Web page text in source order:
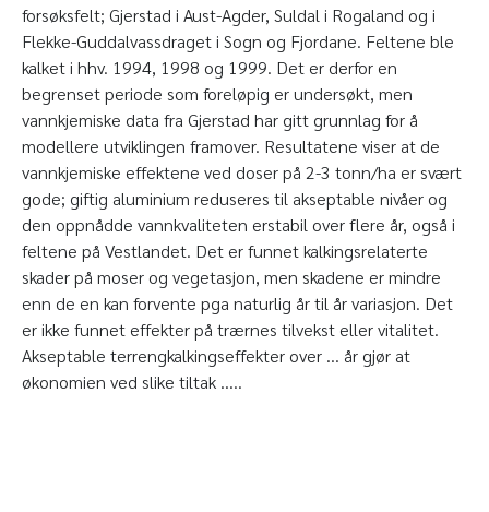
forsøksfelt; Gjerstad i Aust-Agder, Suldal i Rogaland og i
Flekke-Guddalvassdraget i Sogn og Fjordane. Feltene ble
kalket i hhv. 1994, 1998 og 1999. Det er derfor en
begrenset periode som foreløpig er undersøkt, men
vannkjemiske data fra Gjerstad har gitt grunnlag for å
modellere utviklingen framover. Resultatene viser at de
vannkjemiske effektene ved doser på 2-3 tonn/ha er svært
gode; giftig aluminium reduseres til akseptable nivåer og
den oppnådde vannkvaliteten erstabil over flere år, også i
feltene på Vestlandet. Det er funnet kalkingsrelaterte
skader på moser og vegetasjon, men skadene er mindre
enn de en kan forvente pga naturlig år til år variasjon. Det
er ikke funnet effekter på trærnes tilvekst eller vitalitet.
Akseptable terrengkalkingseffekter over … år gjør at
økonomien ved slike tiltak …..